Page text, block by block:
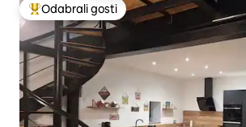
Među najviše rangiranima s oznakom
Odabrali gosti